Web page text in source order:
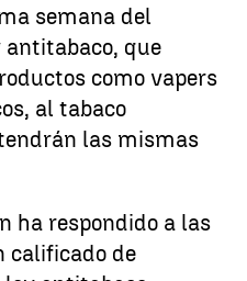
semana del
antitabaco, que
como vapers
al tabaco
las mismas
ha respondido a las
calificado de